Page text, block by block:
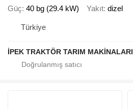
Güç 40 bg (29.4 kW) Yakıt dizel
Türkiye
İPEK TRAKTÖR TARIM MAKİNALARI